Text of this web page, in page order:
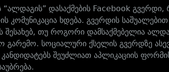
“ალდაგის” დასაქმების Facebook
კომუნიკაცია ხდება. გვერდის
შესახებ, თუ როგორი დამსაქმებელია
გარემო. სოციალური ქსელის გვერდზე
შეუძლიათ აპლიკაციის